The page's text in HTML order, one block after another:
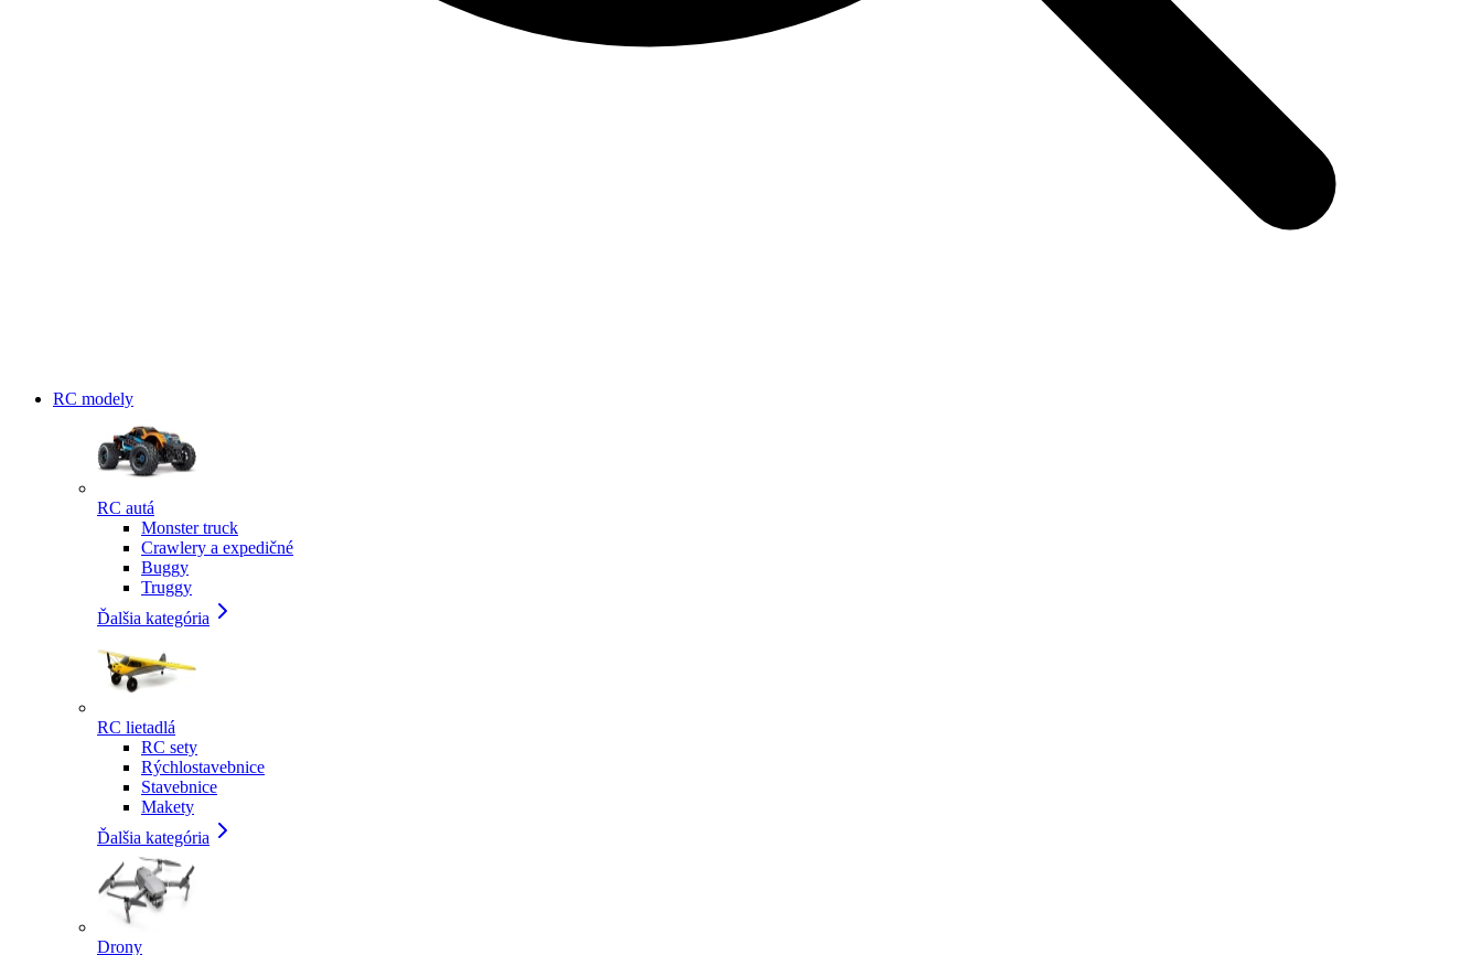
RC modely
RC autá
Monster truck
Crawlery a expedičné
Buggy
Truggy
Ďalšia kategória
RC lietadlá
RC sety
Rýchlostavebnice
Stavebnice
Makety
Ďalšia kategória
Drony